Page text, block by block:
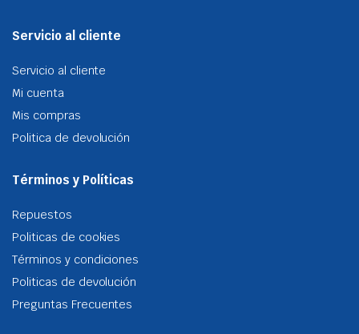
Servicio al cliente
Servicio al cliente
Mi cuenta
Mis compras
Politica de devolución
Términos y Políticas
Repuestos
Politicas de cookies
Términos y condiciones
Politicas de devolución
Preguntas Frecuentes